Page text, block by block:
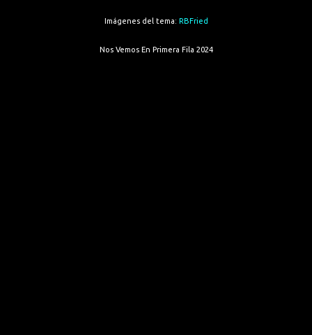
Imágenes del tema: RBFried
Nos Vemos En Primera Fila 2024